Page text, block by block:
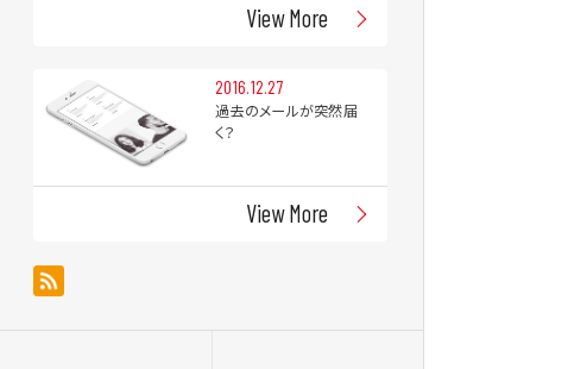
View More
2016.12.27
過去のメールが突然届
く？
View More